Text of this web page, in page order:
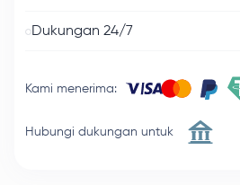
Dukungan 24/7
Kami menerima:
Hubungi dukungan untuk